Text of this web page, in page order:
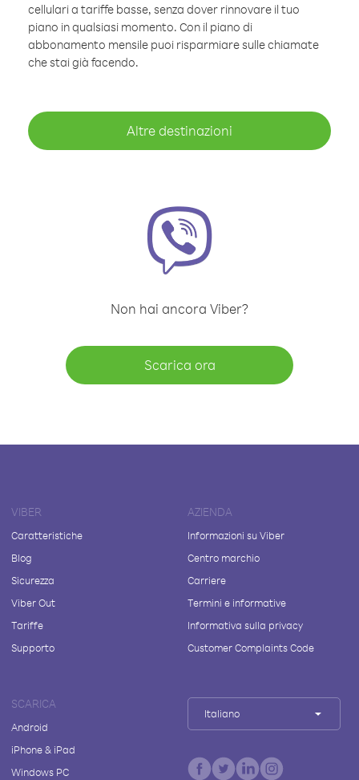
cellulari a tariffe basse, senza dover rinnovare il tuo
piano in qualsiasi momento. Con il piano di
abbonamento mensile puoi risparmiare sulle chiamate
che stai già facendo.
Altre destinazioni
Non hai ancora Viber?
Scarica ora
VIBER
Caratteristiche
Blog
Sicurezza
Viber Out
Tariffe
Supporto
AZIENDA
Informazioni su Viber
Centro marchio
Carriere
Termini e informative
Informativa sulla privacy
Customer Complaints Code
SCARICA
Android
iPhone & iPad
Windows PC
Italiano